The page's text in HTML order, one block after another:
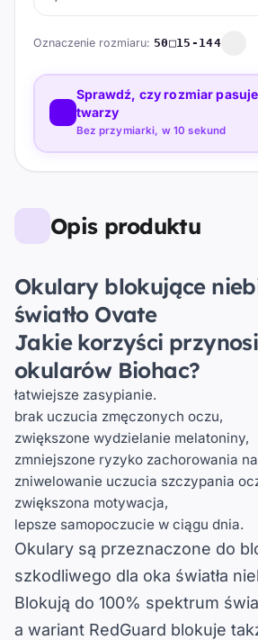
Oznaczenie rozmiaru: 50□15-144
Sprawdź, czy rozmiar
twarzy
Bez przymiarki, w 10 sekund
Opis produktu
Okulary blokujące
światło Ovate
Jakie korzyści
okularów Biohac?
łatwiejsze zasypianie.
brak uczucia zmęczonych oczu,
zwiększone wydzielanie melatoniny,
zmniejszone ryzyko zachorowania
zniwelowanie uczucia szczypania
zwiększona motywacja,
lepsze samopoczucie w ciągu dnia.
Okulary są przeznaczone do
szkodliwego dla oka światła
Blokują do 100% spektrum
a wariant RedGuard blokuje